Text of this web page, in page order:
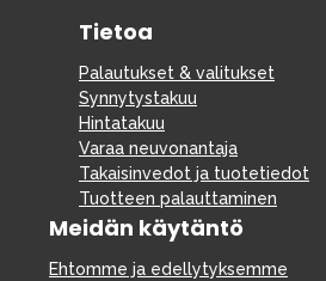
Tietoa
Palautukset & valitukset
Synnytystakuu
Hintatakuu
Varaa neuvonantaja
Takaisinvedot ja tuotetiedot
Tuotteen palauttaminen
Meidän käytäntö
Ehtomme ja edellytyksemme